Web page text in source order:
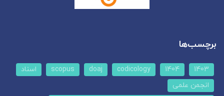
برچسب‌ها
1403
1404
codicology
doaj
scopus
اسناد
انجمن علمی